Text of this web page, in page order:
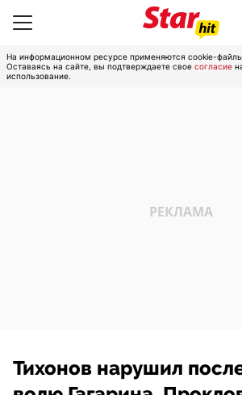
На информационном ресурсе применяются cookie-
Оставаясь на сайте, вы подтверждаете свое согласие
использование.
Тихонов нарушил